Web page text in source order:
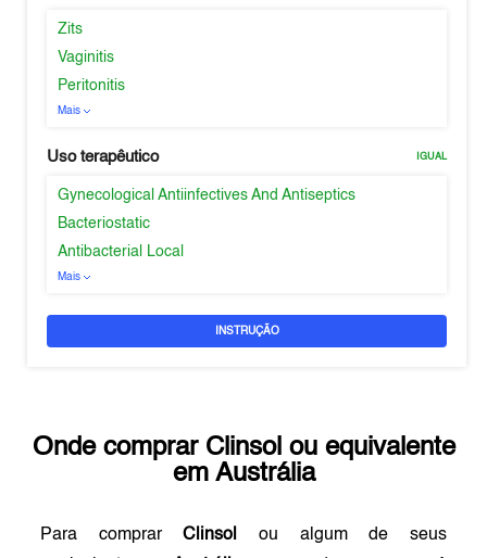
Zits
Vaginitis
Peritonitis
Mais
Uso terapêutico IGUAL
Gynecological Antiinfectives And Antiseptics
Bacteriostatic
Antibacterial Local
Mais
INSTRUÇÃO
Onde comprar Clinsolou equivalente
em Austrália
Para comprarClinsol
ou algum de seus